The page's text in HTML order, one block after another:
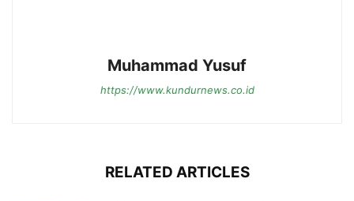
Muhammad Yusuf
https://www.kundurnews.co.id
RELATED ARTICLES